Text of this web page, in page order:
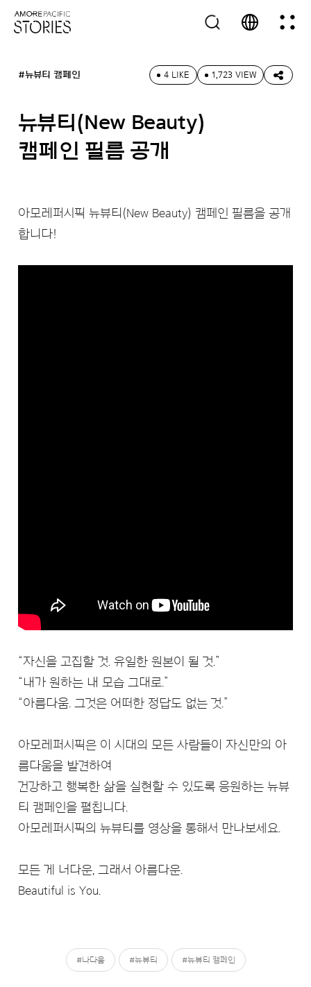
#뉴뷰티 캠페인 4 LIKE 1,723 VIEW
뉴뷰티(New Beauty)
캠페인 필름 공개
아모레퍼시픽 뉴뷰티(New Beauty) 캠페인 필름을 공개
합니다!
“자신을 고집할 것. 유일한 원본이 될 것.”
“내가 원하는 내 모습 그대로.”
“아름다움. 그것은 어떠한 정답도 없는 것.”
아모레퍼시픽은 이 시대의 모든 사람들이 자신만의 아
름다움을 발견하여
건강하고 행복한 삶을 실현할 수 있도록 응원하는 뉴뷰
티 캠페인을 펼칩니다.
아모레퍼시픽의 뉴뷰티를 영상을 통해서 만나보세요.
모든 게 너다운, 그래서 아름다운.
Beautiful is You.
#나다움 #뉴뷰티 #뉴뷰티 캠페인